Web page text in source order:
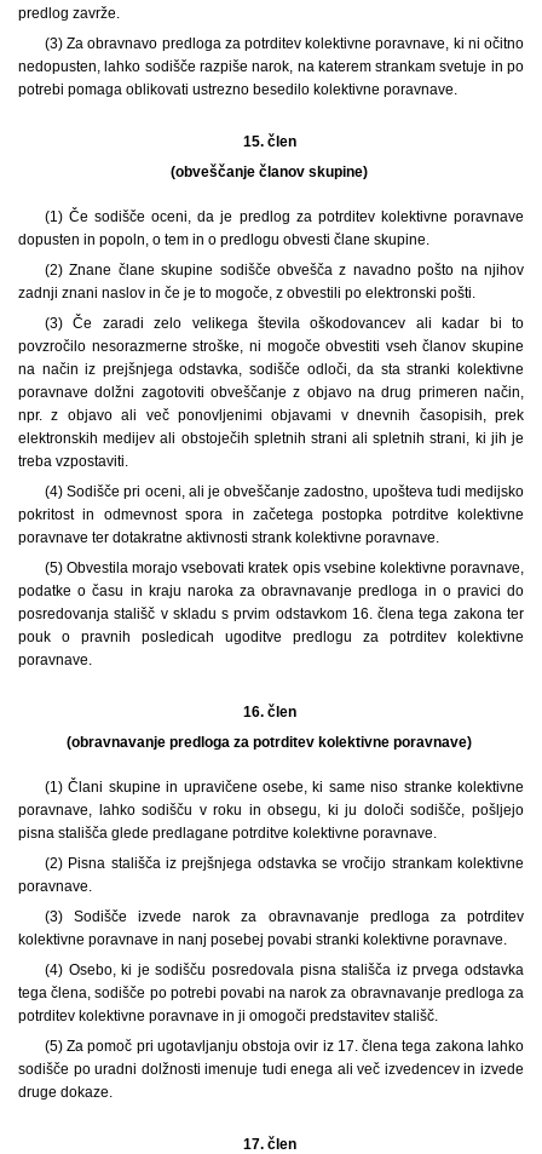
predlog zavrže.
(3) Za obravnavo predloga za potrditev kolektivne poravnave, ki ni očitno
nedopusten, lahko sodišče razpiše narok, na katerem strankam svetuje in po
potrebi pomaga oblikovati ustrezno besedilo kolektivne poravnave.
15. člen
(obveščanje članov skupine)
(1) Če sodišče oceni, da je predlog za potrditev kolektivne poravnave
dopusten in popoln, o tem in o predlogu obvesti člane skupine.
(2) Znane člane skupine sodišče obvešča z navadno pošto na njihov
zadnji znani naslov in če je to mogoče, z obvestili po elektronski pošti.
(3) Če zaradi zelo velikega števila oškodovancev ali kadar bi to
povzročilo nesorazmerne stroške, ni mogoče obvestiti vseh članov skupine
na način iz prejšnjega odstavka, sodišče odloči, da sta stranki kolektivne
poravnave dolžni zagotoviti obveščanje z objavo na drug primeren način,
npr. z objavo ali več ponovljenimi objavami v dnevnih časopisih, prek
elektronskih medijev ali obstoječih spletnih strani ali spletnih strani, ki jih je
treba vzpostaviti.
(4) Sodišče pri oceni, ali je obveščanje zadostno, upošteva tudi medijsko
pokritost in odmevnost spora in začetega postopka potrditve kolektivne
poravnave ter dotakratne aktivnosti strank kolektivne poravnave.
(5) Obvestila morajo vsebovati kratek opis vsebine kolektivne poravnave,
podatke o času in kraju naroka za obravnavanje predloga in o pravici do
posredovanja stališč v skladu s prvim odstavkom 16. člena tega zakona ter
pouk o pravnih posledicah ugoditve predlogu za potrditev kolektivne
poravnave.
16. člen
(obravnavanje predloga za potrditev kolektivne poravnave)
(1) Člani skupine in upravičene osebe, ki same niso stranke kolektivne
poravnave, lahko sodišču v roku in obsegu, ki ju določi sodišče, pošljejo
pisna stališča glede predlagane potrditve kolektivne poravnave.
(2) Pisna stališča iz prejšnjega odstavka se vročijo strankam kolektivne
poravnave.
(3) Sodišče izvede narok za obravnavanje predloga za potrditev
kolektivne poravnave in nanj posebej povabi stranki kolektivne poravnave.
(4) Osebo, ki je sodišču posredovala pisna stališča iz prvega odstavka
tega člena, sodišče po potrebi povabi na narok za obravnavanje predloga za
potrditev kolektivne poravnave in ji omogoči predstavitev stališč.
(5) Za pomoč pri ugotavljanju obstoja ovir iz 17. člena tega zakona lahko
sodišče po uradni dolžnosti imenuje tudi enega ali več izvedencev in izvede
druge dokaze.
17. člen